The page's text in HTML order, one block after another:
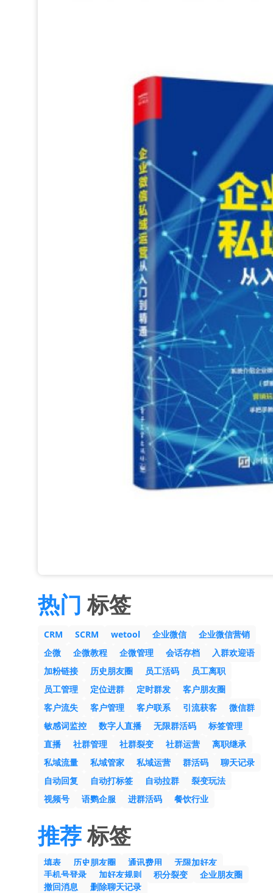
热门 标签
CRM SCRM wetool 企业微信
企业微信营销
企微
企微教程 企微管理 会话存档
入群欢迎语
加粉链接
历史朋友圈 员工活码
员工离职
员工管理
定位进群 定时群发
客户朋友圈
客户流失
客户管理 客户联系 引流获客
微信群
敏感词监控
数字人直播 无限群活码
标签管理
直播
社群管理 社群裂变 社群运营
离职继承
私域流量
私域管家 私域运营 群活码
聊天记录
自动回复
自动打标签 自动拉群
裂变玩法
视频号
语鹦企服 进群活码 餐饮行业
推荐标签
填表 历史朋友圈 通讯费用
无限加好友
手机号登录
加好友规则 积分裂变
企业朋友圈
撤回消息
删除聊天记录